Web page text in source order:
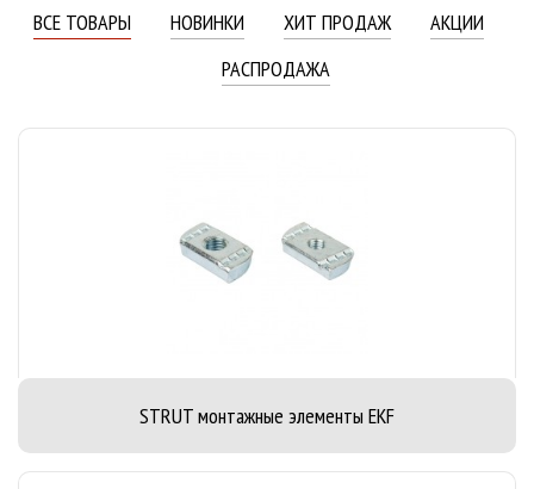
ВСЕ ТОВАРЫ НОВИНКИ ХИТ ПРОДАЖ
АКЦИИ
РАСПРОДАЖА
STRUT монтажные элементы EKF